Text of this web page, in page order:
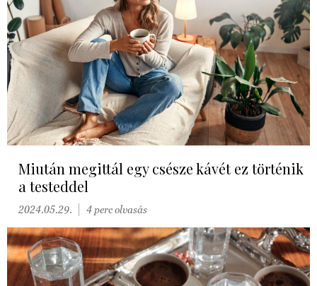
Miután megittál egy csésze kávét ez történik
a testeddel
2024.05.29. 4 perc olvasás